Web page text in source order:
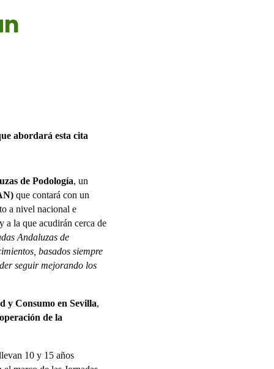
abordará esta cita
de Podología, un
que contará con un
a nivel nacional e
a la que acudirán cerca de
Andaluzas de
basados siempre
seguir mejorando los
y Consumo en Sevilla,
de la
10 y 15 años